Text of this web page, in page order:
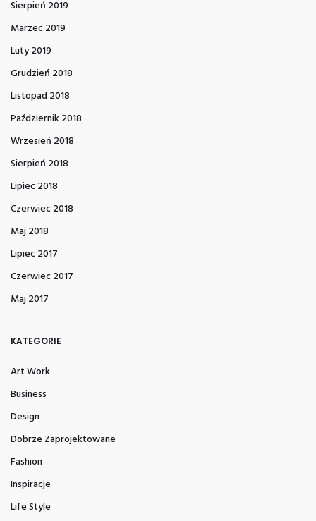
Sierpień 2019
Marzec 2019
Luty 2019
Grudzień 2018
Listopad 2018
Październik 2018
Wrzesień 2018
Sierpień 2018
Lipiec 2018
Czerwiec 2018
Maj 2018
Lipiec 2017
Czerwiec 2017
Maj 2017
KATEGORIE
Art Work
Business
Design
Dobrze Zaprojektowane
Fashion
Inspiracje
Life Style